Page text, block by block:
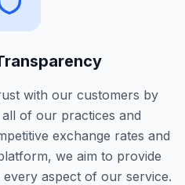
with our customers by
of our practices and
exchange rates and
we aim to provide
aspect of our service.